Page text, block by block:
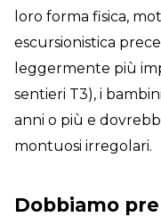
loro forma fisica,
escursionistica
leggermente più
sentieri T3), i
anni o più e
montuosi irregolari.
Dobbiamo